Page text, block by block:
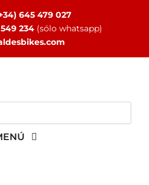
645 479 027
234 (sólo whatsapp)